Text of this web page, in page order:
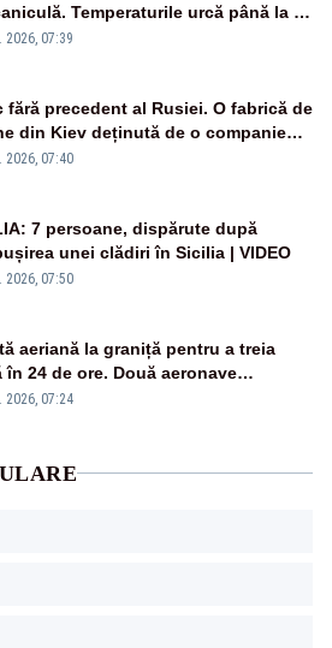
Temperaturile urcă până la 38
iar nopțile devin tropicale
2026, 07:39
fără precedent al Rusiei. O fabrică de
din Kiev deținută de o companie
distrusă de o rachetă
2026, 07:40
7 persoane, dispărute după
unei clădiri în Sicilia | VIDEO
2026, 07:50
aeriană la graniță pentru a treia
în 24 de ore. Două aeronave
britanice au fost ridicate de la
2026, 07:24